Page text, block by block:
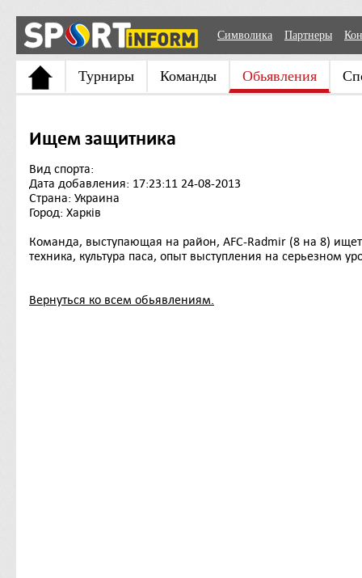
Символика Партнеры
Турниры Команды Обьявления
Ищем защитника
Вид спорта:
Дата добавления: 17:23:11 24-08-2013
Страна: Украина
Город: Харків
Команда, выступающая на район, AFC-Radmir (8 на 8)
техника, культура паса, опыт выступления на серьезном
Вернуться ко всем обьявлениям.